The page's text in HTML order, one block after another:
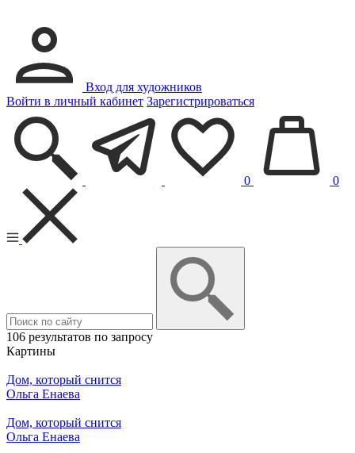
Вход для художников
Войти в личный кабинет Зарегистрироваться
0 0
106 результатов по запросу
Картины
Дом, который снится
Ольга Енаева
Дом, который снится
Ольга Енаева